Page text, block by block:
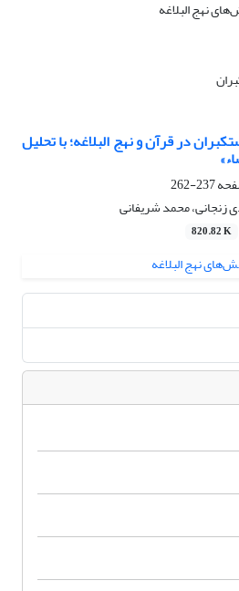
در قرآن و نهج البلاغه؛ با تحلیل
237-262
محمد شریفانی
820.82 K